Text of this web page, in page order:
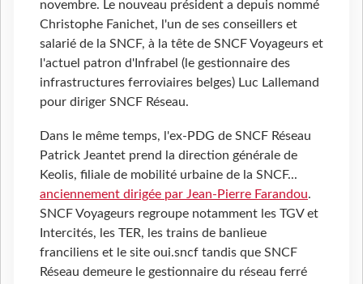
novembre. Le nouveau président a depuis nommé
Christophe Fanichet, l'un de ses conseillers et
salarié de la SNCF, à la tête de SNCF Voyageurs et
l'actuel patron d'Infrabel (le gestionnaire des
infrastructures ferroviaires belges) Luc Lallemand
pour diriger SNCF Réseau.
Dans le même temps, l'ex-PDG de SNCF Réseau
Patrick Jeantet prend la direction générale de
Keolis, filiale de mobilité urbaine de la SNCF...
anciennement dirigée par Jean-Pierre Farandou.
SNCF Voyageurs regroupe notamment les TGV et
Intercités, les TER, les trains de banlieue
franciliens et le site oui.sncf tandis que SNCF
Réseau demeure le gestionnaire du réseau ferré